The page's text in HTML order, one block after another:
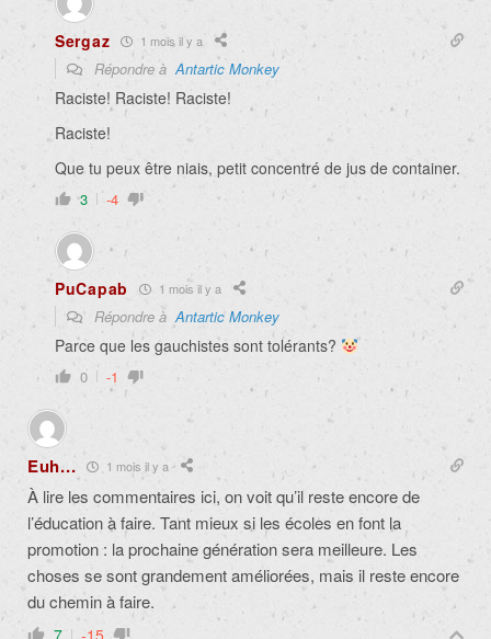
Sergaz 1 mois il y a
Répondre àAntartic Monkey
Raciste! Raciste! Raciste!
Raciste!
Que tu peux être niais, petit concentré de jus de container.
3 -4
PuCapab 1 mois il y a
Répondre àAntartic Monkey
Parce que les gauchistes sont tolérants?
0 -1
Euh... 1 mois il y a
À lire les commentaires ici, on voit qu’il reste encore de
l’éducation à faire. Tant mieux si les écoles en font la
promotion : la prochaine génération sera meilleure. Les
choses se sont grandement améliorées, mais il reste encore
du chemin à faire.